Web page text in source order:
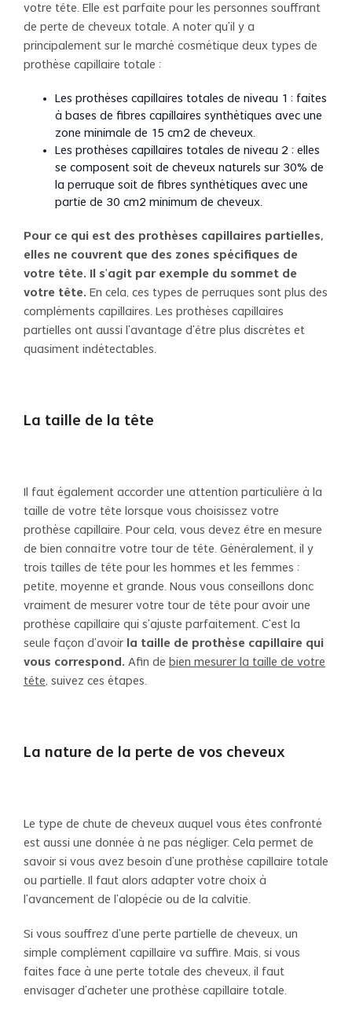
votre tête. Elle est parfaite pour les personnes souffrant
de perte de cheveux totale. A noter qu’il y a
principalement sur le marché cosmétique deux types de
prothèse capillaire totale :
Les prothèses capillaires totales de niveau 1 : faites
à bases de fibres capillaires synthétiques avec une
zone minimale de 15 cm2 de cheveux.
Les prothèses capillaires totales de niveau 2 : elles
se composent soit de cheveux naturels sur 30% de
la perruque soit de fibres synthétiques avec une
partie de 30 cm2 minimum de cheveux.
Pour ce qui est des prothèses capillaires partielles,
elles ne couvrent que des zones spécifiques de
votre tête. Il s’agit par exemple du sommet de
votre tête. En cela, ces types de perruques sont plus des
compléments capillaires. Les prothèses capillaires
partielles ont aussi l’avantage d’être plus discrètes et
quasiment indétectables.
La taille de la tête
Il faut également accorder une attention particulière à la
taille de votre tête lorsque vous choisissez votre
prothèse capillaire. Pour cela, vous devez être en mesure
de bien connaître votre tour de tête. Généralement, il y
trois tailles de tête pour les hommes et les femmes :
petite, moyenne et grande. Nous vous conseillons donc
vraiment de mesurer votre tour de tête pour avoir une
prothèse capillaire qui s’ajuste parfaitement. C’est la
seule façon d’avoir la taille de prothèse capillaire qui
vous correspond. Afin de bien mesurer la taille de votre
tête, suivez ces étapes.
La nature de la perte de vos cheveux
Le type de chute de cheveux auquel vous êtes confronté
est aussi une donnée à ne pas négliger. Cela permet de
savoir si vous avez besoin d’une prothèse capillaire totale
ou partielle. Il faut alors adapter votre choix à
l’avancement de l’alopécie ou de la calvitie.
Si vous souffrez d’une perte partielle de cheveux, un
simple complément capillaire va suffire. Mais, si vous
faites face à une perte totale des cheveux, il faut
envisager d’acheter une prothèse capillaire totale.